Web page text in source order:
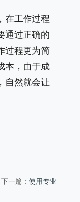
在工作过程
通过正确的
过程更为简
本，由于成
自然就会让
下一篇： 使用专业